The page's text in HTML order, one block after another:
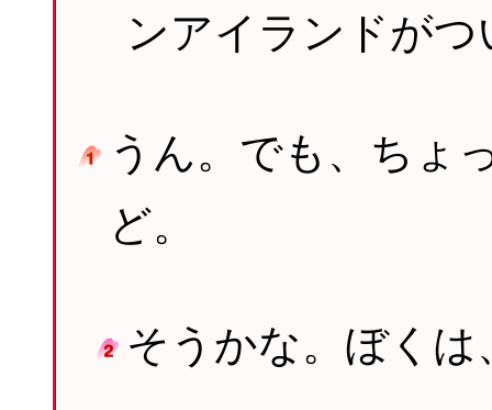
ンアイランドが
うん。でも、ちょ
ど。
そうかな。ぼくは